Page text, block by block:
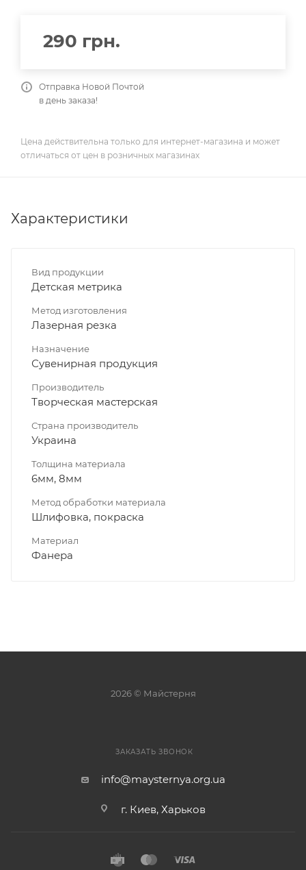
290 грн.
Отправка Новой Почтой
в день заказа!
Цена действительна только для интернет-магазина и может
отличаться от цен в розничных магазинах
Характеристики
Вид продукции
Детская метрика
Метод изготовления
Лазерная резка
Назначение
Сувенирная продукция
Производитель
Творческая мастерская
Страна производитель
Украина
Толщина материала
6мм, 8мм
Метод обработки материала
Шлифовка, покраска
Материал
Фанера
2026 © Майстерня
ЗАКАЗАТЬ ЗВОНОК
info@maysternya.org.ua
г. Киев, Харьков